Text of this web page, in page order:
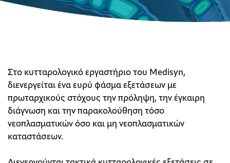
Στο κυτταρολογικό εργαστήριο του Medisyn,
διενεργείται ένα ευρύ φάσμα εξετάσεων με
πρωταρχικούς στόχους την πρόληψη, την έγκαιρη
διάγνωση και την παρακολούθηση τόσο
νεοπλασματικών όσο και μη νεοπλασματικών
καταστάσεων.